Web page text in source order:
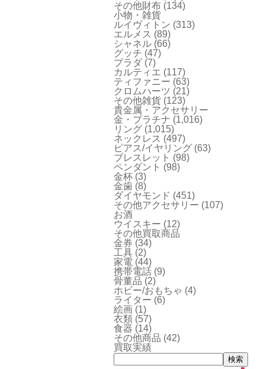
その他財布 (134)
小物・雑貨
ルイヴィトン (313)
エルメス (89)
シャネル (66)
グッチ (47)
プラダ (7)
カルティエ (117)
ティファニー (63)
クロムハーツ (21)
その他雑貨 (123)
貴金属・アクセサリー
金・プラチナ (1,016)
リング (1,015)
ネックレス (497)
ピアス/イヤリング (63)
ブレスレット (98)
ペンダント (98)
金杯 (3)
金歯 (8)
ダイヤモンド (451)
その他アクセサリー (107)
お酒
ウイスキー (12)
その他買取商品
金券 (34)
工具 (2)
家電 (44)
携帯電話 (9)
骨董品 (2)
ホビー/おもちゃ (4)
ライター (6)
絵画 (1)
衣類 (57)
食器 (14)
その他商品 (42)
買取実績
検索